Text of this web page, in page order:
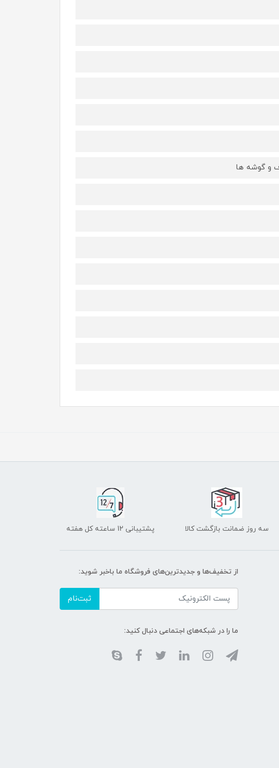
و گوشه ها
سه روز ضمانت بازگشت کالا پشتیبانی 12 ساعته کل هفته
از تخفیف‌ها و جدیدترین‌های فروشگاه ما باخبر شوید:
ثبت‌نام
ما را در شبکه‌های اجتماعی دنبال کنید: